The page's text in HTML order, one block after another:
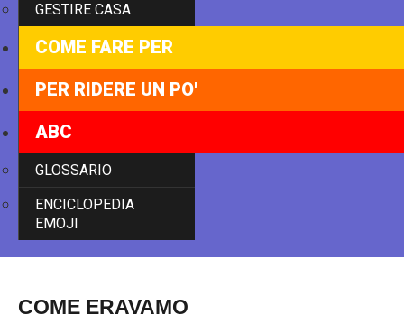
GESTIRE CASA
COME FARE PER
PER RIDERE UN PO'
ABC
GLOSSARIO
ENCICLOPEDIA
EMOJI
COME ERAVAMO